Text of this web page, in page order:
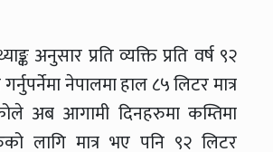
अनुसार प्रति व्यक्ति प्रति वर्ष ९२
नेपालमा हाल ८५ लिटर मात्र
अब आगामी दिनहरुमा कम्तिमा
लागि मात्र भए पनि ९२ लिटर